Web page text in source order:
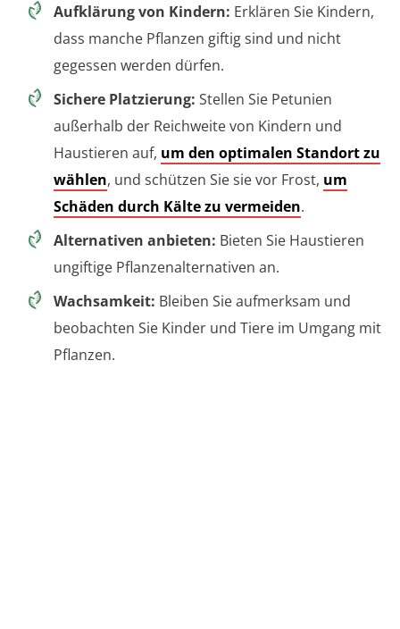
Aufklärung von Kindern: Erklären Sie Kindern,
dass manche Pflanzen giftig sind und nicht
gegessen werden dürfen.
Sichere Platzierung: Stellen Sie Petunien
außerhalb der Reichweite von Kindern und
Haustieren auf, um den optimalen Standort zu
wählen, und schützen Sie sie vor Frost, um
Schäden durch Kälte zu vermeiden.
Alternativen anbieten: Bieten Sie Haustieren
ungiftige Pflanzenalternativen an.
Wachsamkeit: Bleiben Sie aufmerksam und
beobachten Sie Kinder und Tiere im Umgang mit
Pflanzen.